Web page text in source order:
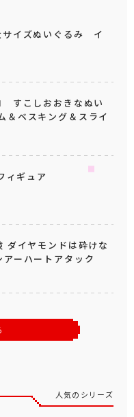
イズぬいぐるみ イ
すこしおおきなぬい
ベスキング＆スライ
ギュア
ダイヤモンドは砕けな
ーハートアタック
人気のシリーズ